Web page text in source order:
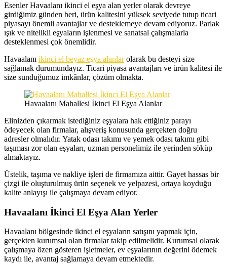
Esenler Havaalanı ikinci el eşya alan yerler olarak devreye
girdiğimiz günden beri, ürün kalitesini yüksek seviyede tutup ticari
piyasayı önemli avantajlar ve desteklemeye devam ediyoruz. Parlak
ışık ve nitelikli eşyaların işlenmesi ve sanatsal çalışmalarla
desteklenmesi çok önemlidir.
Havaalanı ikinci el beyaz eşya alanlarolarak bu desteyi size
sağlamak durumundayız. Ticari piyasa avantajları ve ürün kalitesi ile
size sunduğumuz imkânlar, çözüm olmakta.
Havaalanı Mahallesi İkinci El Eşya Alanlar
Elinizden çıkarmak istediğiniz eşyalara hak ettiğiniz parayı
ödeyecek olan firmalar, alışveriş konusunda gerçekten doğru
adresler olmalıdır. Yatak odası takımı ve yemek odası takımı gibi
taşıması zor olan eşyaları, uzman personelimiz ile yerinden söküp
almaktayız.
Üstelik, taşıma ve nakliye işleri de firmamıza aittir. Gayet hassas bir
çizgi ile oluşturulmuş ürün seçenek ve yelpazesi, ortaya koyduğu
kalite anlayışı ile çalışmaya devam ediyor.
Havaalanı İkinci El Eşya Alan Yerler
Havaalanı bölgesinde ikinci el eşyaların satışını yapmak için,
gerçekten kurumsal olan firmalar takip edilmelidir. Kurumsal olarak
çalışmaya özen gösteren işletmeler, ev eşyalarının değerini ödemek
kaydı ile, avantaj sağlamaya devam etmektedir.